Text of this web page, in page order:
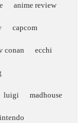
anime review
capcom
conan ecchi
luigi madhouse